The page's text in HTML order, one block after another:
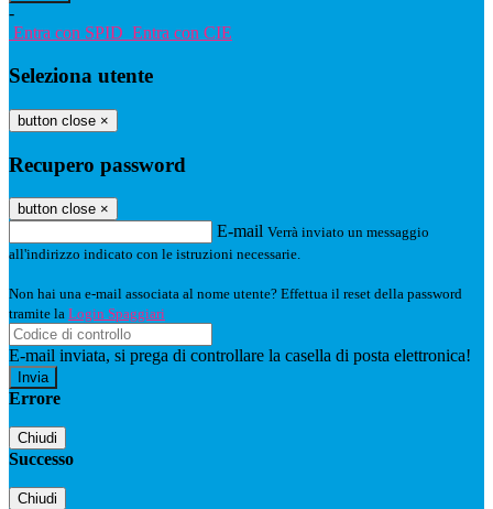
-
Entra con SPID Entra con CIE
Seleziona utente
button close ×
Recupero password
button close ×
E-mail Verrà inviato un messaggio
all'indirizzo indicato con le istruzioni necessarie.
Non hai una e-mail associata al nome utente? Effettua il reset della password
tramite la Login Spaggiari
E-mail inviata, si prega di controllare la casella di posta elettronica!
Errore
Chiudi
Successo
Chiudi